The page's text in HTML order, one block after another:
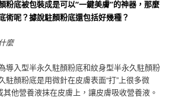
粉底被包裝成是可以“一鍵美膚”的神器，那麼
術呢？據說駐顏粉底還包括好幾種？
麼
導入型半永久駐顏粉底和紋身型半永久駐顏粉
駐顏粉底是用微針在皮膚表面“打”上很多微
他營養液抹在皮膚上，讓皮膚吸收營養液。